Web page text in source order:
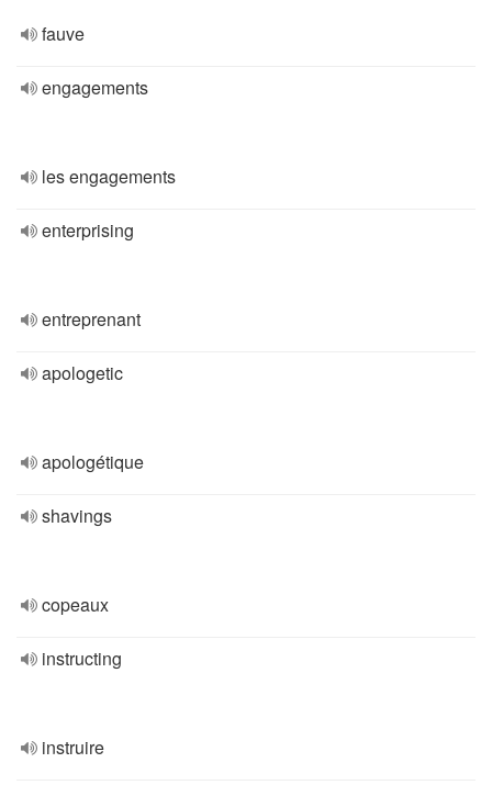
fauve
engagements
les engagements
enterprising
entreprenant
apologetic
apologétique
shavings
copeaux
instructing
instruire